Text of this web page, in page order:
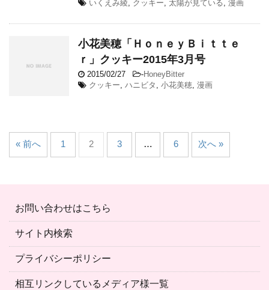
いくえみ綾, クッキー, 太陽が見ている, 漫画
小花美穂「ＨｏｎｅｙＢｉｔｔｅ
ｒ」クッキー2015年3月号
2015/02/27 -HoneyBitter
クッキー, ハニビタ , 小花美穂, 漫画
« 前へ 1 2 3 … 6 次へ »
お問い合わせはこちら
サイト内検索
プライバシーポリシー
相互リンクしているメディア様一覧